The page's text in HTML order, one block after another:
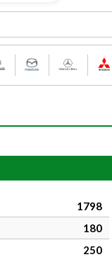
1798
180
250